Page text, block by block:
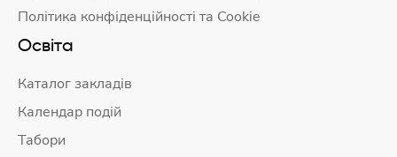
Політика конфіденційності та Cookie
Освіта
Каталог закладів
Календар подій
Табори